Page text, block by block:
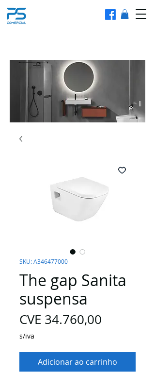
SKU: A346477000
The gap Sanita
suspensa
CVE 34.760,00
s/iva
Adicionar ao carrinho